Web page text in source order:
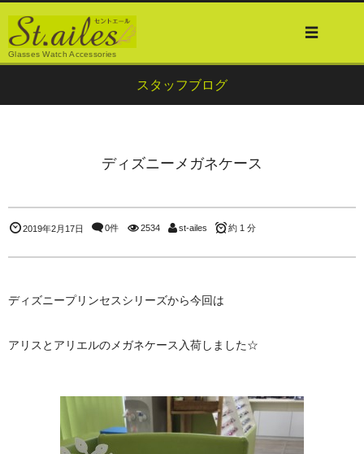
Glasses Watch Accessories
スタッフブログ
ディズニーメガネケース
2019年2月17日 0件 2534 st-ailes 約 1 分
ディズニープリンセスシリーズから今回は
アリスとアリエルのメガネケース入荷しました☆